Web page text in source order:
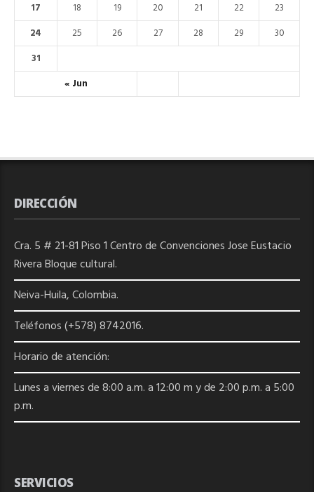
« Jun
17
18 19 20 21 22
23
24
25 26 27 28 29
30
31
DIRECCIÓN
Cra. 5 # 21-81 Piso 1 Centro de Convenciones Jose Eustacio
Rivera Bloque cultural.
Neiva-Huila, Colombia.
Teléfonos (+578) 8742016.
Horario de atención:
Lunes a viernes de 8:00 a.m. a 12:00 m y de 2:00 p.m. a 5:00
p.m.
SERVICIOS